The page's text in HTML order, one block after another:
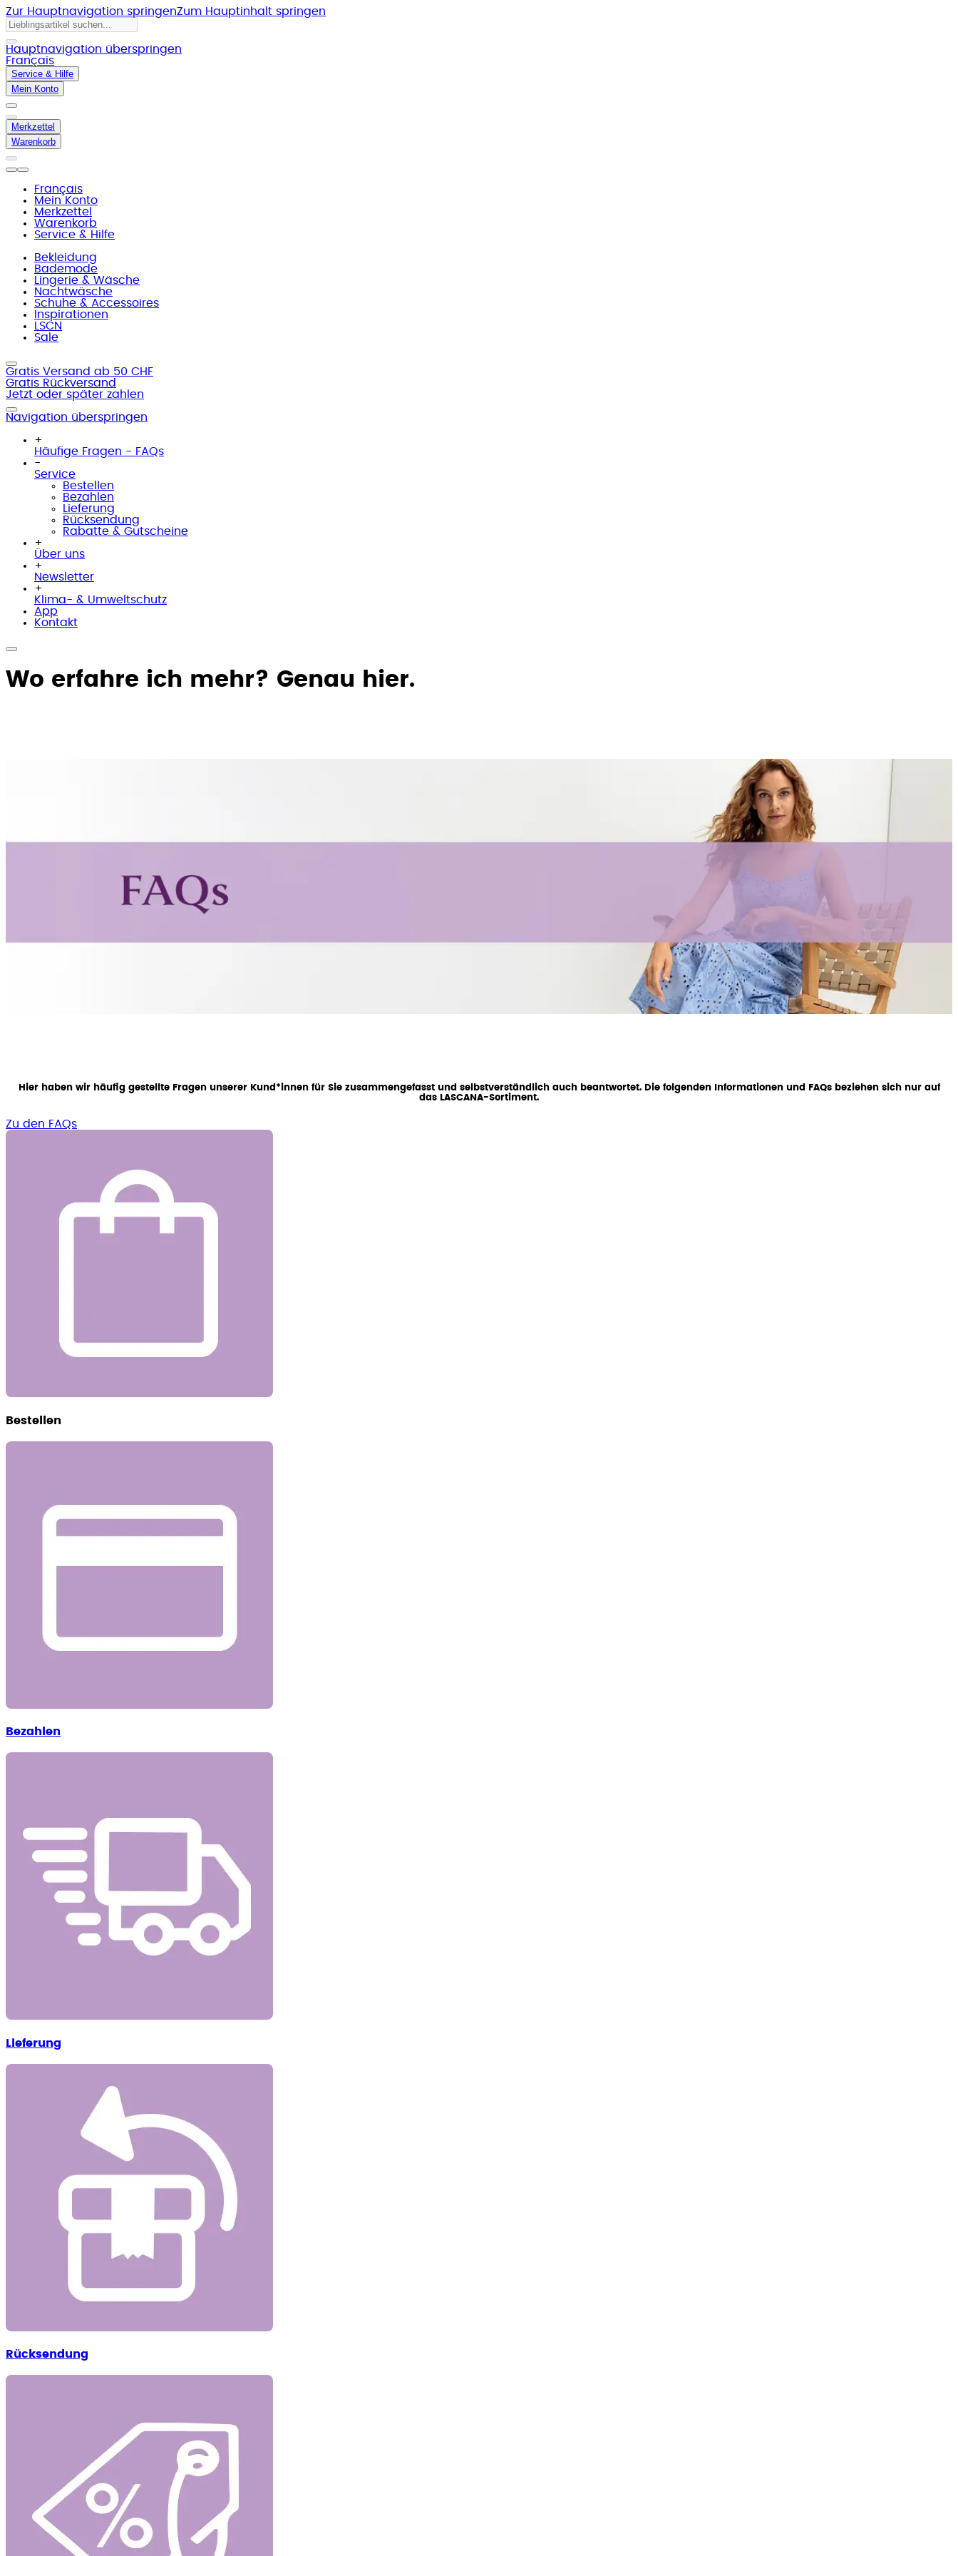
Zur Hauptnavigation springenZum Hauptinhalt springen
Hauptnavigation überspringen
Français
Service & Hilfe
Mein Konto
Merkzettel
Warenkorb
Français
Mein Konto
Merkzettel
Warenkorb
Service & Hilfe
Bekleidung
Bademode
Lingerie & Wäsche
Nachtwäsche
Schuhe & Accessoires
Inspirationen
LSCN
Sale
Gratis Versand ab 50 CHF
Gratis Rückversand
Jetzt oder später zahlen
Navigation überspringen
+
Häufige Fragen - FAQs
-
Service
Bestellen
Bezahlen
Lieferung
Rücksendung
Rabatte & Gutscheine
+
Über uns
+
Newsletter
+
Klima- & Umweltschutz
App
Kontakt
Wo erfahre ich mehr? Genau hier.
Hier haben wir häufig gestellte Fragen unserer Kund*innen für Sie zusammengefasst und selbstverständlich auch beantwortet. Die folgenden Informationen und FAQs beziehen sich nur auf
das LASCANA-Sortiment.
Zu den FAQs
Bestellen
Bezahlen
Lieferung
Rücksendung